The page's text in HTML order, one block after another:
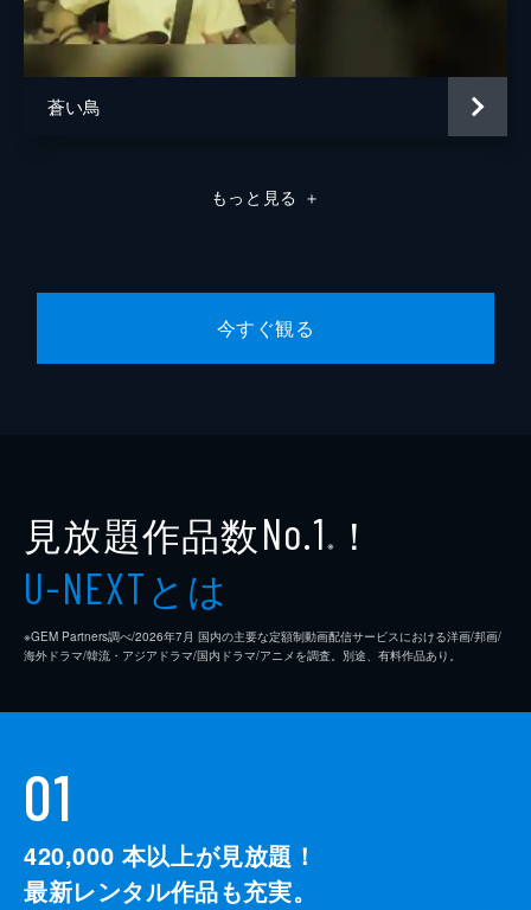
蒼い鳥
もっと見る ＋
今すぐ観る
見放題作品数No.1 ※ ！
U-NEXTとは
※GEM Partners調べ/2026年7⽉ 国内の主要な定額制動画配信サービスにおける洋画/邦画/
海外ドラマ/韓流・アジアドラマ/国内ドラマ/アニメを調査。別途、有料作品あり。
01
420,000 本以上が見放題！
最新レンタル作品も充実。